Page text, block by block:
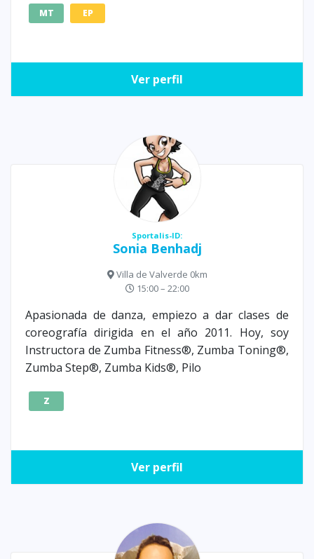
MT EP
Ver perfil
Sportalis-ID:
Sonia Benhadj
Villa de Valverde 0km
15:00 – 22:00
Apasionada de danza, empiezo a dar clases de
coreografía dirigida en el año 2011. Hoy, soy
Instructora de Zumba Fitness®, Zumba Toning®,
Zumba Step®, Zumba Kids®, Pilo
Z
Ver perfil